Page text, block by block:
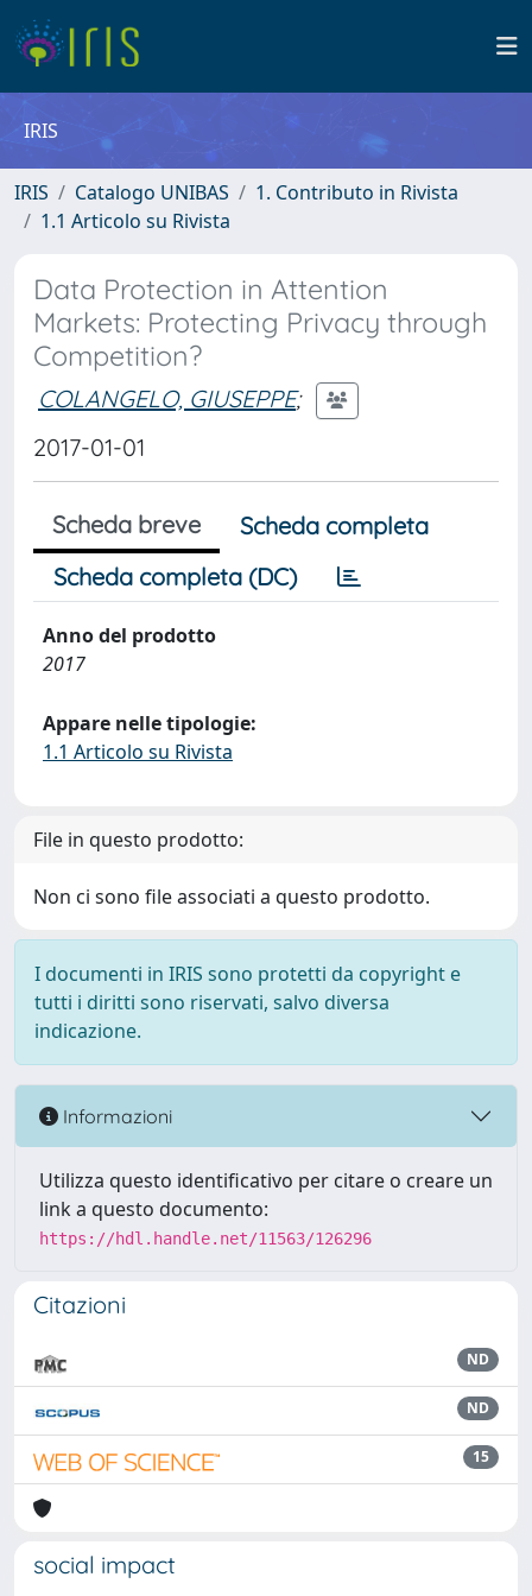
IRIS
IRIS Catalogo UNIBAS
1. Contributo in Rivista
1.1 Articolo su Rivista
Data Protection in Attention
Markets: Protecting Privacy through
Competition?
COLANGELO, GIUSEPPE;
2017-01-01
Scheda breve
Scheda completa
Scheda completa (DC)
Anno del prodotto
2017
Appare nelle tipologie:
1.1 Articolo su Rivista
File in questo prodotto:
Non ci sono file associati a questo prodotto.
I documenti in IRIS sono protetti da copyright e
tutti i diritti sono riservati, salvo diversa
indicazione.
Informazioni
Utilizza questo identificativo per citare o creare un
link a questo documento:
https://hdl.handle.net/11563/126296
Citazioni
ND
ND
15
social impact